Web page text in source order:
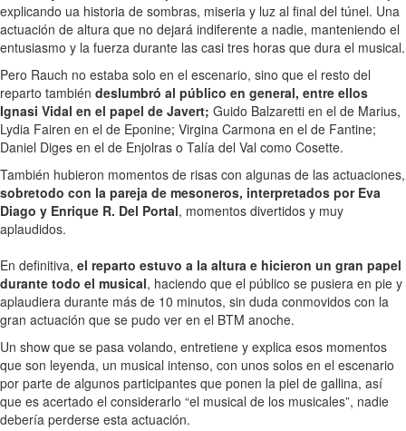
explicando ua historia de sombras, miseria y luz al final del túnel. Una
actuación de altura que no dejará indiferente a nadie, manteniendo el
entusiasmo y la fuerza durante las casi tres horas que dura el musical.
Pero Rauch no estaba solo en el escenario, sino que el resto del
reparto también deslumbró al público en general, entre ellos
Ignasi Vidal en el papel de Javert; Guido Balzaretti en el de Marius,
Lydia Fairen en el de Eponine; Virgina Carmona en el de Fantine;
Daniel Diges en el de Enjolras o Talía del Val como Cosette.
También hubieron momentos de risas con algunas de las actuaciones,
sobretodo con la pareja de mesoneros, interpretados por Eva
Diago y Enrique R. Del Portal, momentos divertidos y muy
aplaudidos.
En definitiva, el reparto estuvo a la altura e hicieron un gran papel
durante todo el musical, haciendo que el público se pusiera en pie y
aplaudiera durante más de 10 minutos, sin duda conmovidos con la
gran actuación que se pudo ver en el BTM anoche.
Un show que se pasa volando, entretiene y explica esos momentos
que son leyenda, un musical intenso, con unos solos en el escenario
por parte de algunos participantes que ponen la piel de gallina, así
que es acertado el considerarlo “el musical de los musicales”, nadie
debería perderse esta actuación.